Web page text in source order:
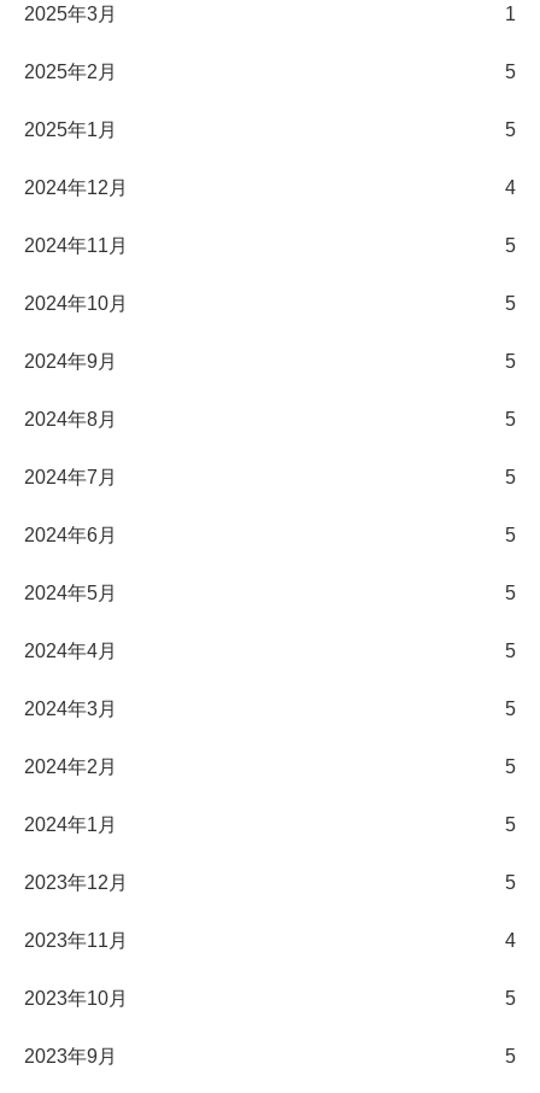
2025年3月 1
2025年2月 5
2025年1月 5
2024年12月 4
2024年11月 5
2024年10月 5
2024年9月 5
2024年8月 5
2024年7月 5
2024年6月 5
2024年5月 5
2024年4月 5
2024年3月 5
2024年2月 5
2024年1月 5
2023年12月 5
2023年11月 4
2023年10月 5
2023年9月 5